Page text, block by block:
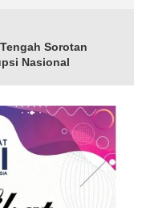
Sorotan
Nasional